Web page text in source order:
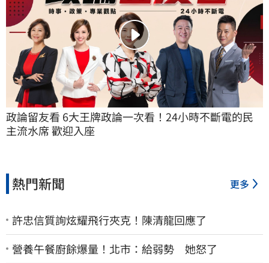
政論留友看 6大王牌政論一次看！24小時不斷電的民
主流水席 歡迎入座
熱門新聞 更多
許忠信質詢炫耀飛行夾克！陳清龍回應了
營養午餐廚餘爆量！北市：給弱勢 她怒了